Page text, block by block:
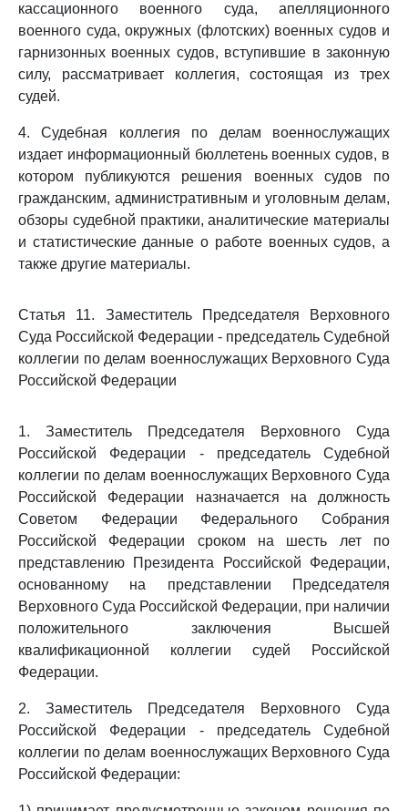
кассационного военного суда, апелляционного
военного суда, окружных (флотских) военных судов и
гарнизонных военных судов, вступившие в законную
силу, рассматривает коллегия, состоящая из трех
судей.
4. Судебная коллегия по делам военнослужащих
издает информационный бюллетень военных судов, в
котором публикуются решения военных судов по
гражданским, административным и уголовным делам,
обзоры судебной практики, аналитические материалы
и статистические данные о работе военных судов, а
также другие материалы.
Статья 11. Заместитель Председателя Верховного
Суда Российской Федерации - председатель Судебной
коллегии по делам военнослужащих Верховного Суда
Российской Федерации
1. Заместитель Председателя Верховного Суда
Российской Федерации - председатель Судебной
коллегии по делам военнослужащих Верховного Суда
Российской Федерации назначается на должность
Советом Федерации Федерального Собрания
Российской Федерации сроком на шесть лет по
представлению Президента Российской Федерации,
основанному на представлении Председателя
Верховного Суда Российской Федерации, при наличии
положительного заключения Высшей
квалификационной коллегии судей Российской
Федерации.
2. Заместитель Председателя Верховного Суда
Российской Федерации - председатель Судебной
коллегии по делам военнослужащих Верховного Суда
Российской Федерации: